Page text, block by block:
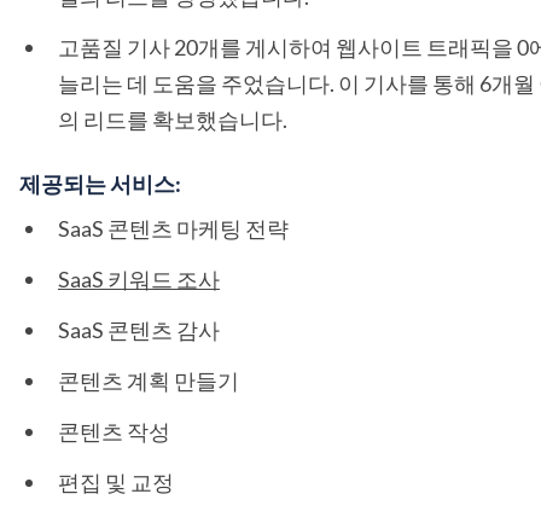
고품질 기사 20개를 게시하여 웹사이트 트래픽을 0
늘리는 데 도움을 주었습니다. 이 기사를 통해 6개
의 리드를 확보했습니다.
제공되는 서비스:
SaaS 콘텐츠 마케팅 전략
SaaS 키워드 조사
SaaS 콘텐츠 감사
콘텐츠 계획 만들기
콘텐츠 작성
편집 및 교정